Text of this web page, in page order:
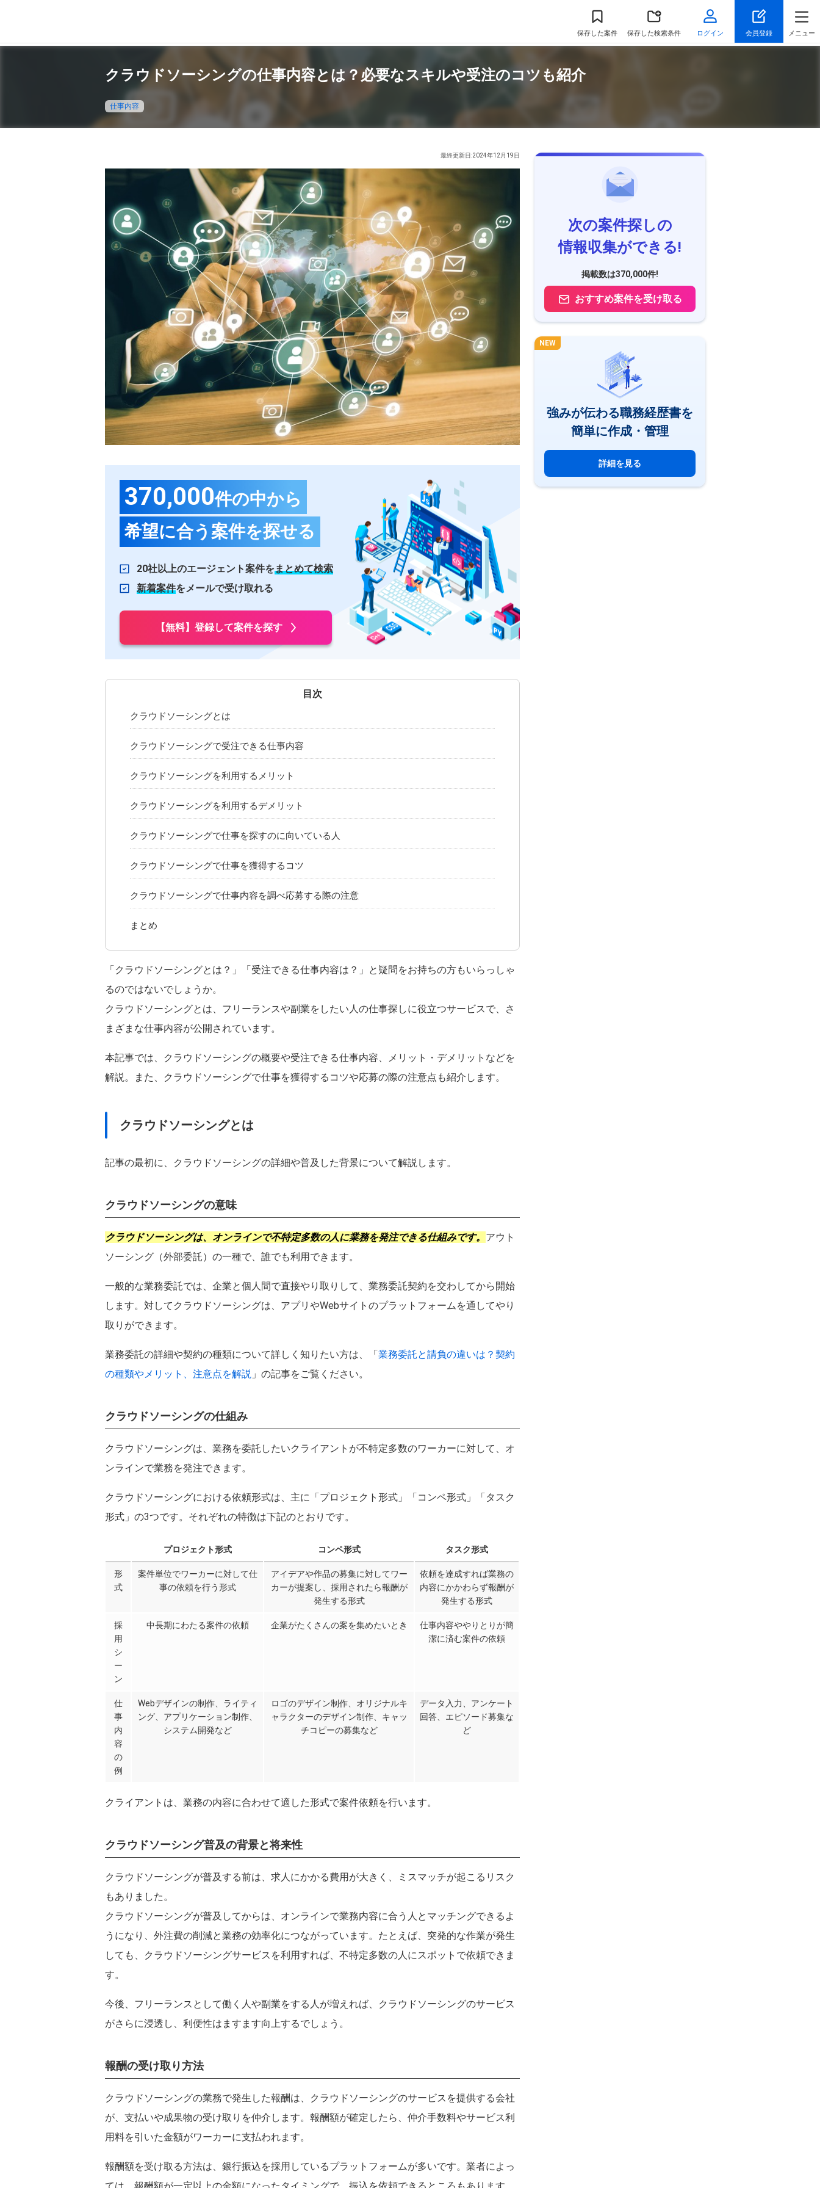
保存した案件 保存した検索条件 ログイン 会員登録 メニュー
クラウドソーシングの仕事内容とは？必要なスキルや受注のコツも紹介
仕事内容
最終更新日:2024年12月19日
370,000件の中から
希望に合う案件を探せる
20社以上のエージェント案件をまとめて検索
新着案件をメールで受け取れる
【無料】登録して案件を探す
クラウドソーシングとは
クラウドソーシングで受注できる仕事内容
クラウドソーシングを利用するメリット
クラウドソーシングを利用するデメリット
クラウドソーシングで仕事を探すのに向いている人
クラウドソーシングで仕事を獲得するコツ
クラウドソーシングで仕事内容を調べ応募する際の注意
まとめ
「クラウドソーシングとは？」「受注できる仕事内容は？」と疑問をお持ちの方もいらっしゃ
るのではないでしょうか。
クラウドソーシングとは、フリーランスや副業をしたい人の仕事探しに役立つサービスで、さ
まざまな仕事内容が公開されています。
本記事では、クラウドソーシングの概要や受注できる仕事内容、メリット・デメリットなどを
解説。また、クラウドソーシングで仕事を獲得するコツや応募の際の注意点も紹介します。
クラウドソーシングとは
記事の最初に、クラウドソーシングの詳細や普及した背景について解説します。
クラウドソーシングの意味
クラウドソーシングは、オンラインで不特定多数の人に業務を発注できる仕組みです。 アウト
ソーシング（外部委託）の一種で、誰でも利用できます。
一般的な業務委託では、企業と個人間で直接やり取りして、業務委託契約を交わしてから開始
します。対してクラウドソーシングは、アプリやWebサイトのプラットフォームを通してやり
取りができます。
業務委託の詳細や契約の種類について詳しく知りたい方は、「業務委託と請負の違いは？契約
の種類やメリット、注意点を解説 」の記事をご覧ください。
クラウドソーシングの仕組み
クラウドソーシングは、業務を委託したいクライアントが不特定多数のワーカーに対して、オ
ンラインで業務を発注できます。
クラウドソーシングにおける依頼形式は、主に「プロジェクト形式」「コンペ形式」「タスク
形式」の3つです。それぞれの特徴は下記のとおりです。
プロジェクト形式 コンペ形式 タスク形式
形
式
案件単位でワーカーに対して仕
事の依頼を行う形式
アイデアや作品の募集に対してワー
カーが提案し、採用されたら報酬が
発生する形式
依頼を達成すれば業務の
内容にかかわらず報酬が
発生する形式
採
用
シ
ー
ン
中長期にわたる案件の依頼 企業がたくさんの案を集めたいとき
仕事内容ややりとりが簡
潔に済む案件の依頼
仕
事
内
容
の
例
Webデザインの制作、ライティ
ング、アプリケーション制作、
システム開発など
ロゴのデザイン制作、オリジナルキ
ャラクターのデザイン制作、キャッ
チコピーの募集など
データ入力、アンケート
回答、エピソード募集な
ど
クライアントは、業務の内容に合わせて適した形式で案件依頼を行います。
クラウドソーシング普及の背景と将来性
クラウドソーシングが普及する前は、求人にかかる費用が大きく、ミスマッチが起こるリスク
もありました。
クラウドソーシングが普及してからは、オンラインで業務内容に合う人とマッチングできるよ
うになり、外注費の削減と業務の効率化につながっています。たとえば、突発的な作業が発生
しても、クラウドソーシングサービスを利用すれば、不特定多数の人にスポットで依頼できま
す。
今後、フリーランスとして働く人や副業をする人が増えれば、クラウドソーシングのサービス
がさらに浸透し、利便性はますます向上するでしょう。
報酬の受け取り方法
クラウドソーシングの業務で発生した報酬は、クラウドソーシングのサービスを提供する会社
が、支払いや成果物の受け取りを仲介します。報酬額が確定したら、仲介手数料やサービス利
用料を引いた金額がワーカーに支払われます。
報酬額を受け取る方法は、銀行振込を採用しているプラットフォームが多いです。業者によっ
次の案件探しの
情報収集ができる!
掲載数は370,000件!
おすすめ案件を受け取る
NEW
強みが伝わる職務経歴書を
簡単に作成・管理
詳細を見る
東京都 神奈川県 千葉県 埼玉県 茨城県 栃木県
北海道・東北
石川県 長野県 富山県 山梨県 新潟県 福井県
東海
愛知県 静岡県 岐阜県 三重県
関西
広島県 山口県
福岡県 熊本県 大分県 長崎県 沖縄県 佐賀県